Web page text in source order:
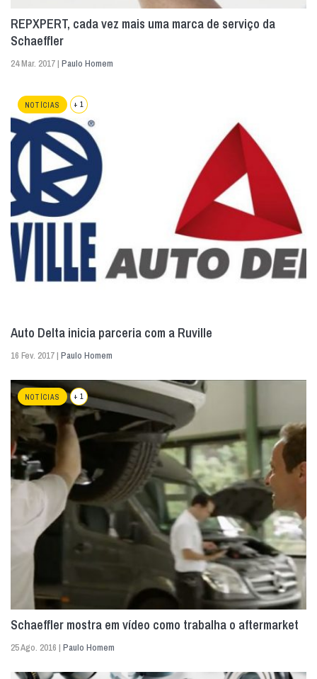
REPXPERT, cada vez mais uma marca de serviço da
Schaeffler
24 Mar. 2017 | Paulo Homem
NOTÍCIAS + 1
Auto Delta inicia parceria com a Ruville
16 Fev. 2017 | Paulo Homem
NOTÍCIAS + 1
Schaeffler mostra em vídeo como trabalha o aftermarket
25 Ago. 2016 | Paulo Homem